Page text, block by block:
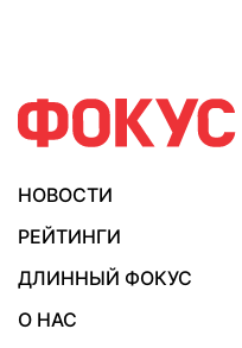
НОВОСТИ
РЕЙТИНГИ
ДЛИННЫЙ ФОКУС
О НАС